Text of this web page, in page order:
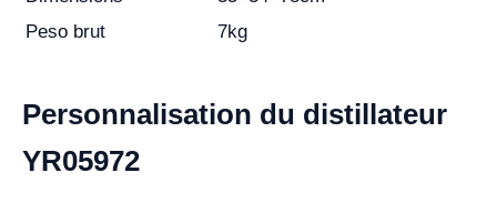
Peso brut
7kg
Personnalisation du distillateur
YR05972